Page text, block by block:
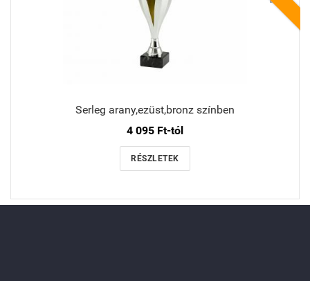
Serleg arany,ezüst,bronz színben
4 095 Ft-tól
RÉSZLETEK